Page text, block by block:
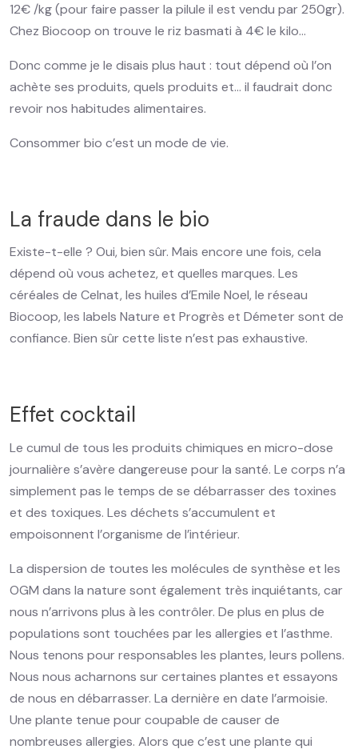
12€ /kg (pour faire passer la pilule il est vendu par 250gr).
Chez Biocoop on trouve le riz basmati à 4€ le kilo…
Donc comme je le disais plus haut : tout dépend où l’on
achète ses produits, quels produits et… il faudrait donc
revoir nos habitudes alimentaires.
Consommer bio c’est un mode de vie.
La fraude dans le bio
Existe-t-elle ? Oui, bien sûr. Mais encore une fois, cela
dépend où vous achetez, et quelles marques. Les
céréales de Celnat, les huiles d’Emile Noel, le réseau
Biocoop, les labels Nature et Progrès et Démeter sont de
confiance. Bien sûr cette liste n’est pas exhaustive.
Effet cocktail
Le cumul de tous les produits chimiques en micro-dose
journalière s’avère dangereuse pour la santé. Le corps n’a
simplement pas le temps de se débarrasser des toxines
et des toxiques. Les déchets s’accumulent et
empoisonnent l’organisme de l’intérieur.
La dispersion de toutes les molécules de synthèse et les
OGM dans la nature sont également très inquiétants, car
nous n’arrivons plus à les contrôler. De plus en plus de
populations sont touchées par les allergies et l’asthme.
Nous tenons pour responsables les plantes, leurs pollens.
Nous nous acharnons sur certaines plantes et essayons
de nous en débarrasser. La dernière en date l’armoisie.
Une plante tenue pour coupable de causer de
nombreuses allergies. Alors que c’est une plante qui